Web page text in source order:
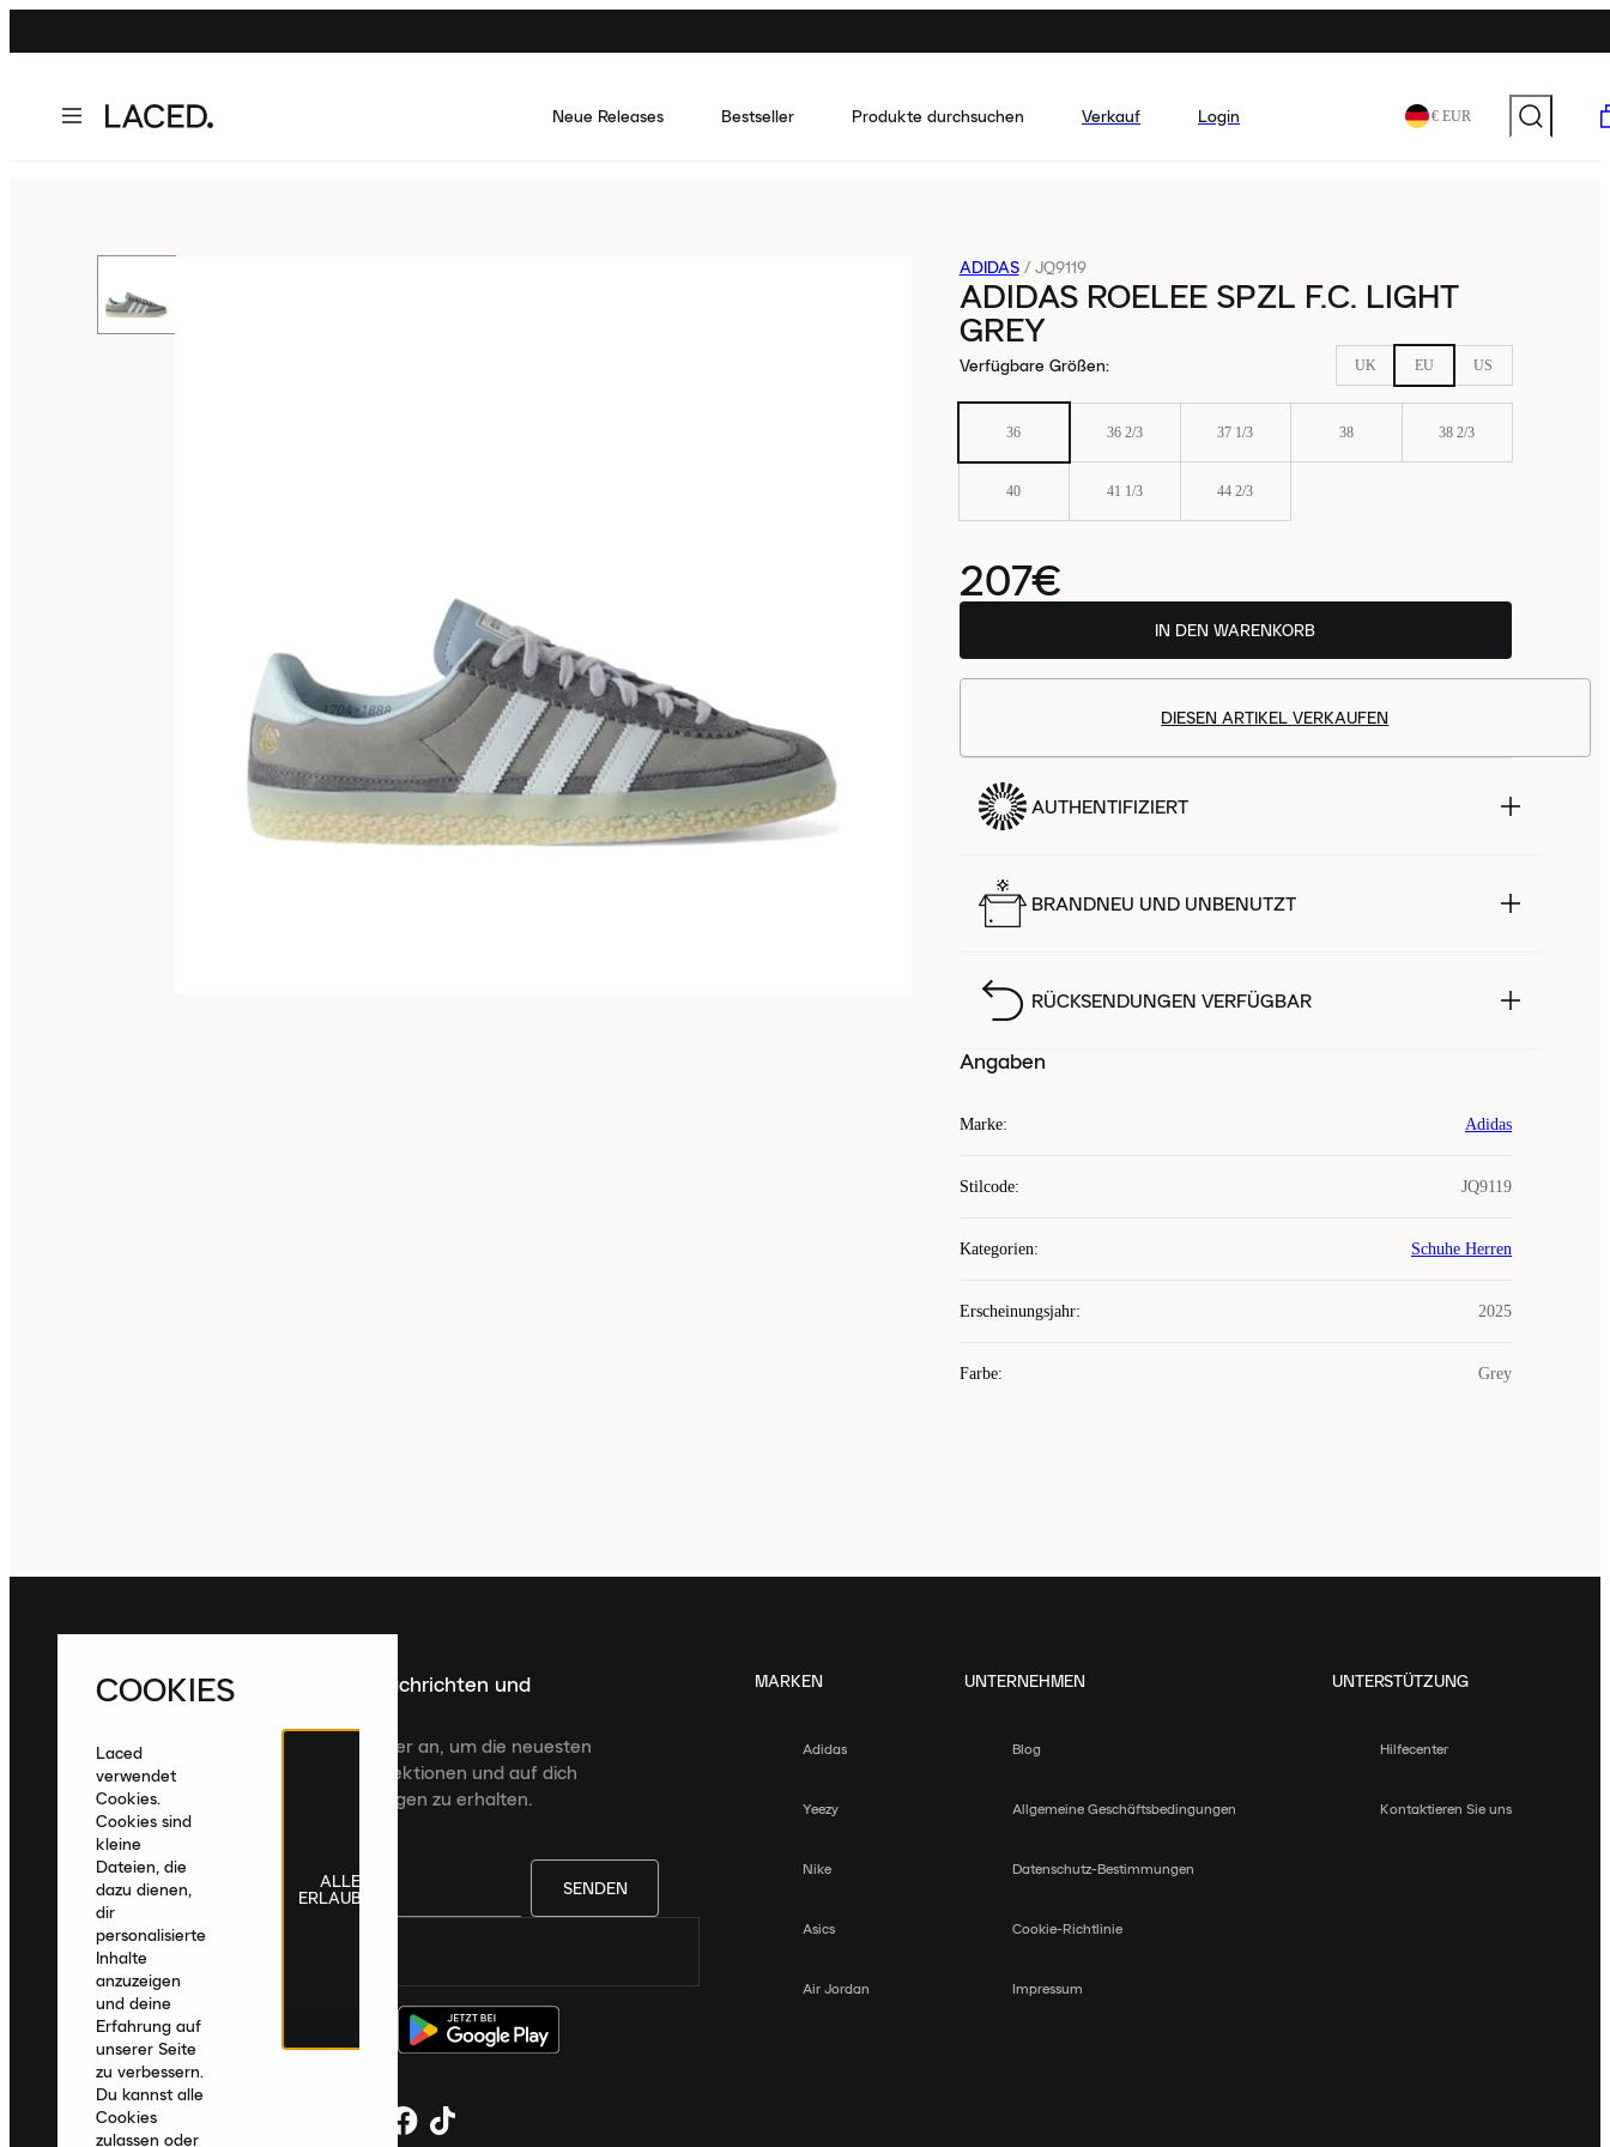
Neue Releases Bestseller Produkte durchsuchen Verkauf Login € EUR
ADIDAS / JQ9119
ADIDAS ROELEE SPZL F.C. LIGHT
GREY
Verfügbare Größen: UK EU US
36 36 2/3 37 1/3 38 38 2/3
40 41 1/3 44 2/3
207€
IN DEN WARENKORB
DIESEN ARTIKEL VERKAUFEN
AUTHENTIFIZIERT
BRANDNEU UND UNBENUTZT
RÜCKSENDUNGEN VERFÜGBAR
Angaben
Marke: Adidas
Stilcode: JQ9119
Kategorien: Schuhe Herren
Erscheinungsjahr: 2025
Farbe: Grey
Melde dich für die neuesten Nachrichten und
Veröffentlichungen an
Melde dich für den Laced Newsletter an, um die neuesten
Veröffentlichungen, kuratierte Kollektionen und auf dich
zugeschnittene Produktempfehlungen zu erhalten.
SENDEN
MARKEN
Adidas
Yeezy
Nike
Asics
Air Jordan
UNTERNEHMEN
Blog
Allgemeine Geschäftsbedingungen
Datenschutz-Bestimmungen
Cookie-Richtlinie
Impressum
UNTERSTÜTZUNG
Hilfecenter
Kontaktieren Sie uns
COOKIES
Laced
verwendet
Cookies.
Cookies sind
kleine
Dateien, die
dazu dienen,
dir
personalisierte
Inhalte
anzuzeigen
und deine
Erfahrung auf
unserer Seite
zu verbessern.
Du kannst alle
Cookies
zulassen oder
ALLE
ERLAUBEN